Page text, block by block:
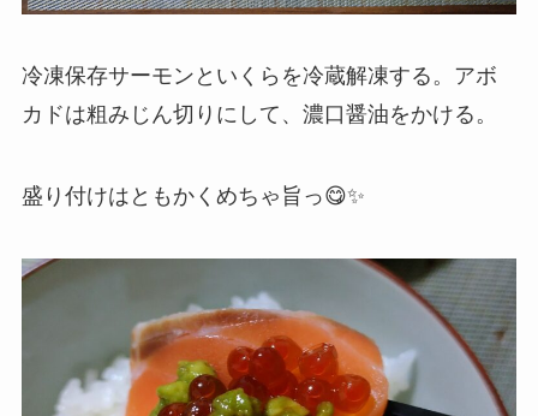
冷凍保存サーモンといくらを冷蔵解凍する。アボ
カドは粗みじん切りにして、濃口醤油をかける。
盛り付けはともかくめちゃ旨っ😋✨